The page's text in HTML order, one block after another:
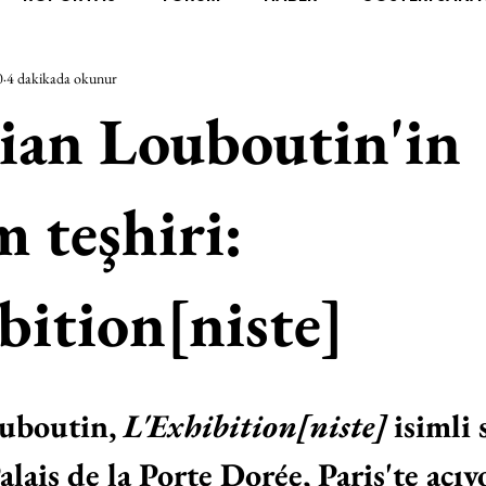
YEL TOZ PORTRELER ON SORULUK
XXY ODAK: RESİM
SINIRSIZ ZİYARETLER
Louboutin'in
teşhiri:
4 dakikada okunur
L'Exhibition[niste] isimli
de la Porte Dorée, Paris'te